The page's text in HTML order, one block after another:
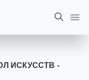
ИСКУССТВ -